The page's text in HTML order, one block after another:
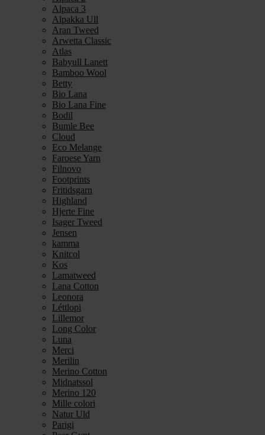
Alpaca 3
Alpakka Ull
Aran Tweed
Arwetta Classic
Atlas
Babyull Lanett
Bamboo Wool
Betty
Bio Lana
Bio Lana Fine
Bodil
Bumle Bee
Cloud
Eco Melange
Faroese Yarn
Filnovo
Footprints
Fritidsgarn
Highland
Hjerte Fine
Isager Tweed
Jensen
kamma
Knitcol
Kos
Lamatweed
Lana Cotton
Leonora
Léttlopi
Lillemor
Long Color
Luna
Merci
Merilin
Merino Cotton
Midnatssol
Merino 120
Mille colori
Natur Uld
Parigi